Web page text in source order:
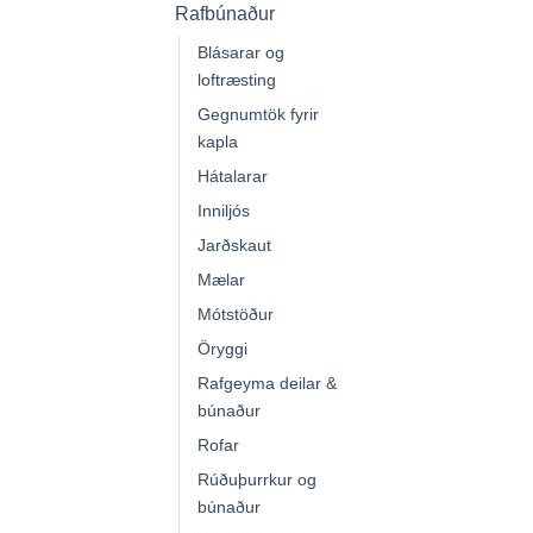
Rafbúnaður
Blásarar og
loftræsting
Gegnumtök fyrir
kapla
Hátalarar
Inniljós
Jarðskaut
Mælar
Mótstöður
Öryggi
Rafgeyma deilar &
búnaður
Rofar
Rúðuþurrkur og
búnaður